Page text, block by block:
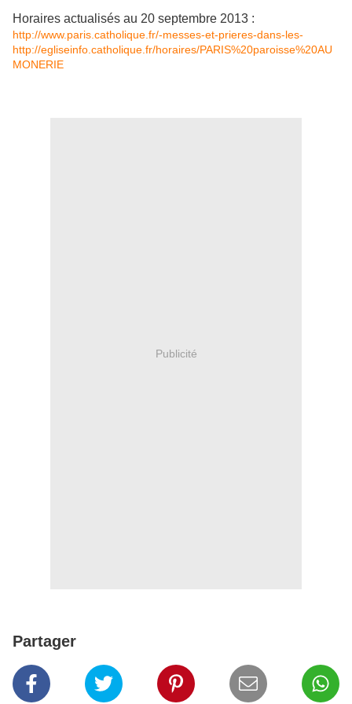
Horaires actualisés au 20 septembre 2013 :
http://www.paris.catholique.fr/-messes-et-prieres-dans-les-
http://egliseinfo.catholique.fr/horaires/PARIS%20paroisse%20AU
MONERIE
Publicité
Partager